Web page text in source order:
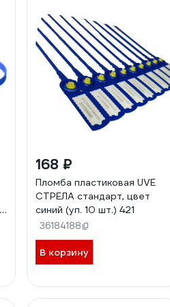
168 ₽
Пломба пластиковая UVE
СТРЕЛА стандарт, цвет
синий (уп. 10 шт.) 421
36184188
В корзину